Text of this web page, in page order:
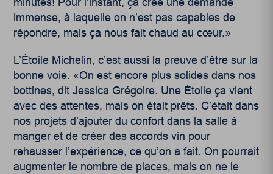
minutes! Pour l’instant, ça crée une demande
immense, à laquelle on n’est pas capables de
répondre, mais ça nous fait chaud au cœur.»
L’Étoile Michelin, c’est aussi la preuve d’être sur la
bonne voie. «On est encore plus solides dans nos
bottines, dit Jessica Grégoire. Une Étoile ça vient
avec des attentes, mais on était prêts. C’était dans
nos projets d’ajouter du confort dans la salle à
manger et de créer des accords vin pour
rehausser l’expérience, ce qu’on a fait. On pourrait
augmenter le nombre de places, mais on ne le